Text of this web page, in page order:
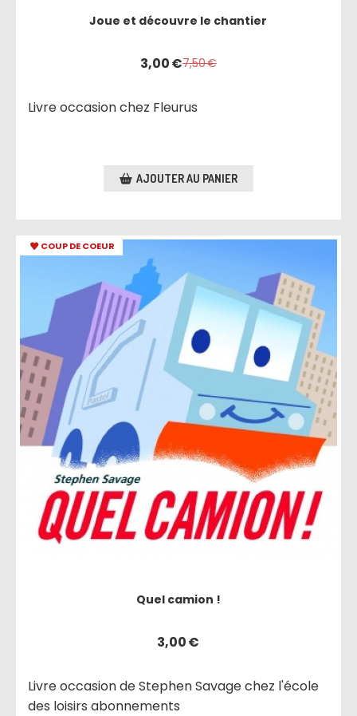
Joue et découvre le chantier
3,00€7,50€
Livre occasion chez Fleurus
AJOUTER AU PANIER
COUP DE COEUR
Quel camion !
3,00€
Livre occasion de Stephen Savage chez l'école
des loisirs abonnements